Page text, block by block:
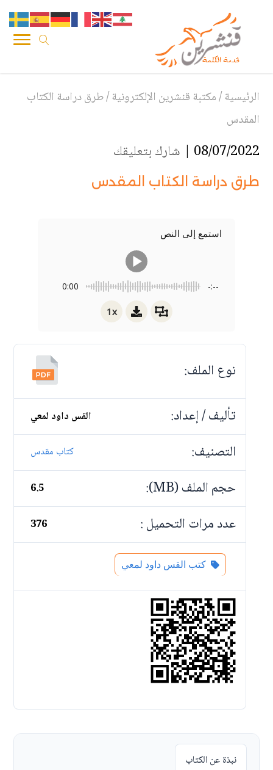
الرئيسية/مكتبة قنشرين الإلكترونية/طرق دراسة الكتاب
المقدس
08/07/2022 | شارك بتعليقك
طرق دراسة الكتاب المقدس
استمع إلى النص
0:00 -:--
1x
نوع الملف:
تأليف / إعداد:
القس داود لمعي
التصنيف: كتاب مقدس
حجم الملف (MB): 6.5
عدد مرات التحميل : 376
كتب القس داود لمعي
نبذة عن الكتاب